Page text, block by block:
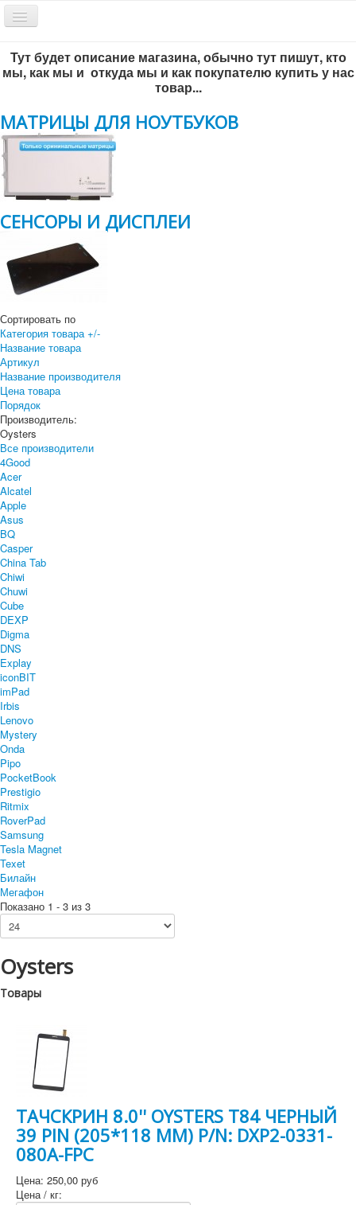
Включить/
выключить
Обратный звонок
Всё по-честному
+7 383-299-65-46
Тут будет описание магазина, обычно тут пишут, кто
мы, как мы и откуда мы и как покупателю купить у нас
товар...
МАТРИЦЫ ДЛЯ НОУТБУКОВ
СЕНСОРЫ И ДИСПЛЕИ
Сортировать по
Категория товара +/-
Название товара
Артикул
Название производителя
Цена товара
Порядок
Производитель:
Oysters
Все производители
4Good
Acer
Alcatel
Apple
Asus
BQ
Casper
China Tab
Chiwi
Chuwi
Cube
DEXP
Digma
DNS
Explay
iconBIT
imPad
Irbis
Lenovo
Mystery
Onda
Pipo
PocketBook
Prestigio
Ritmix
RoverPad
Samsung
Tesla Magnet
Texet
Билайн
Мегафон
Показано 1 - 3 из 3
Oysters
Товары
ТАЧСКРИН 8.0'' OYSTERS T84 ЧЕРНЫЙ
39 PIN (205*118 MM) P/N: DXP2-0331-
080A-FPC
Цена: 250,00 руб
Цена / кг: